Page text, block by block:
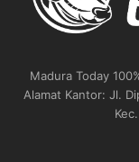
Madura Today
Alamat Kantor: Jl.